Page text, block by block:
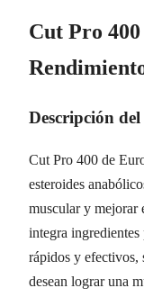
Cut Pro
Descripción
Cut Pro 400 de
esteroides
muscular y mejorar
integra ingredientes
rápidos y efectivos,
desean lograr una